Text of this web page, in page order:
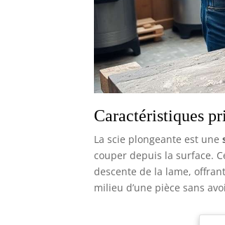
Caractéristiques
La scie plongeante est une
couper depuis la surface.
descente de la lame,
milieu d’une pièce sans